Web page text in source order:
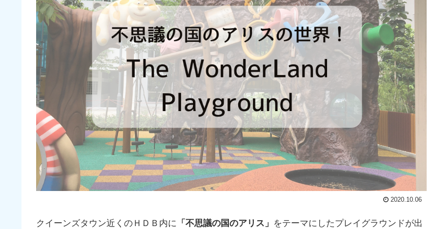
2020.10.06
クイーンズタウン近くのＨＤＢ内に 「不思議の国のアリス」 をテーマにしたプレイグラウンドが出